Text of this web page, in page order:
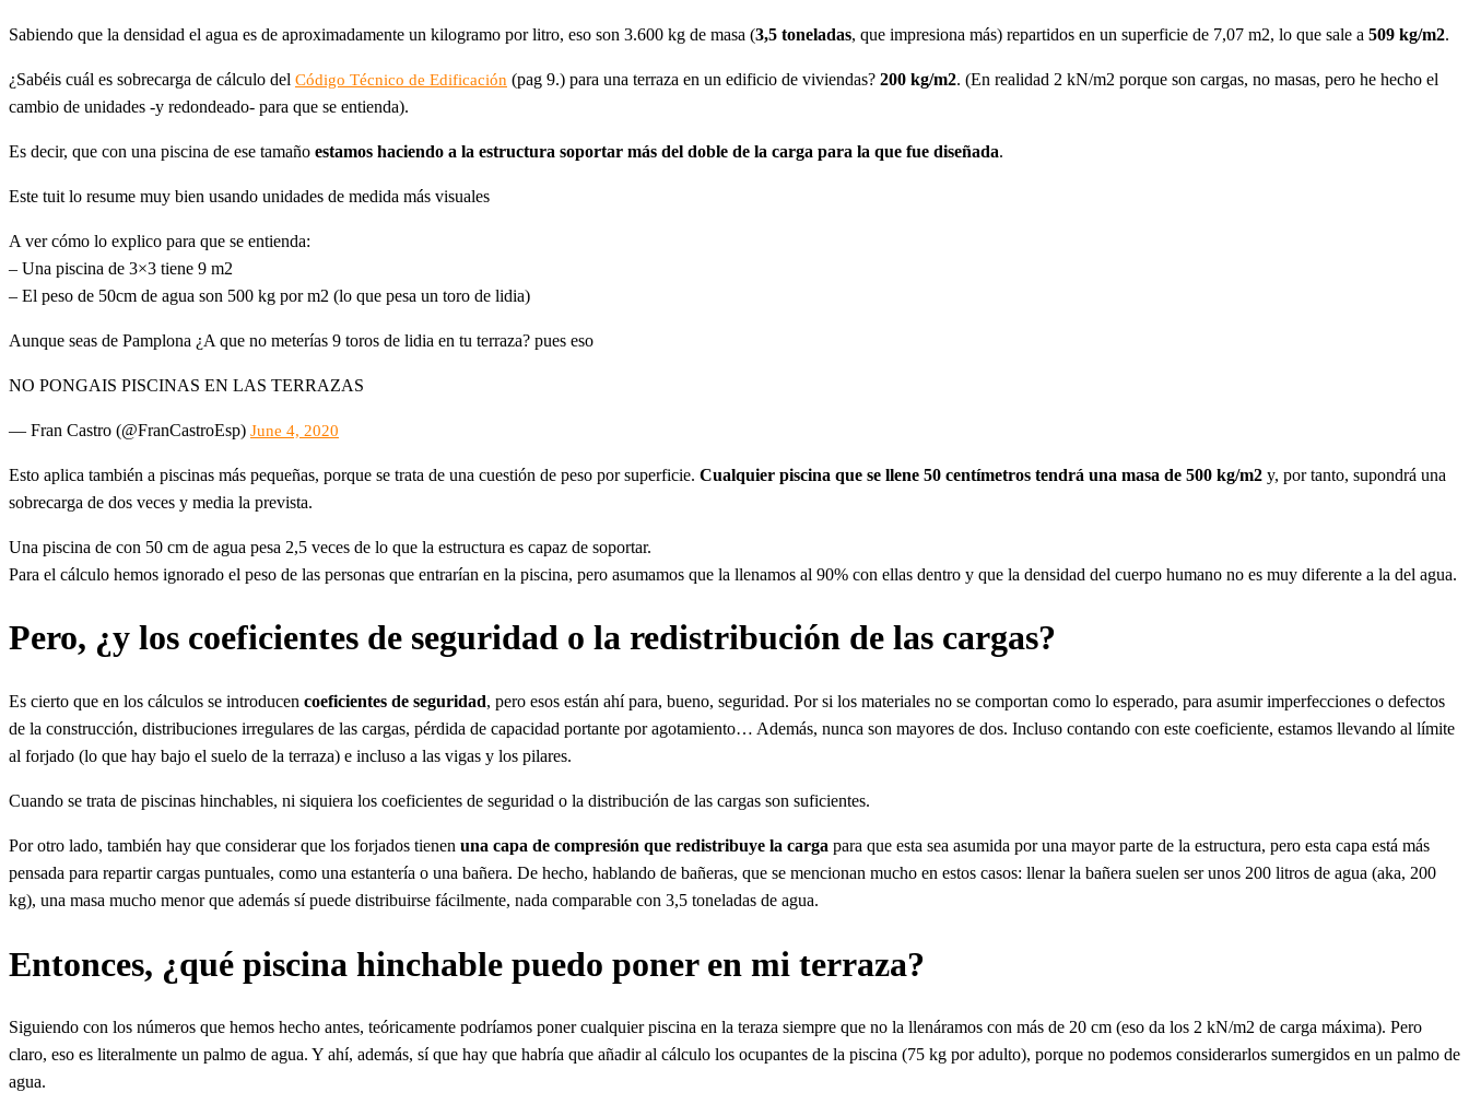
Sabiendo que la densidad el agua es de aproximadamente un kilogramo por litro, eso son 3.600 kg de masa (3,5 toneladas, que impresiona más) repartidos en un superficie de 7,07 m2, lo que sale a 509 kg/m2.
¿Sabéis cuál es sobrecarga de cálculo del Código Técnico de Edificación (pag 9.) para una terraza en un edificio de viviendas? 200 kg/m2. (En realidad 2 kN/m2 porque son cargas, no masas, pero he hecho el
cambio de unidades -y redondeado- para que se entienda).
Es decir, que con una piscina de ese tamaño estamos haciendo a la estructura soportar más del doble de la carga para la que fue diseñada.
Este tuit lo resume muy bien usando unidades de medida más visuales
A ver cómo lo explico para que se entienda:
– Una piscina de 3×3 tiene 9 m2
– El peso de 50cm de agua son 500 kg por m2 (lo que pesa un toro de lidia)
Aunque seas de Pamplona ¿A que no meterías 9 toros de lidia en tu terraza? pues eso
NO PONGAIS PISCINAS EN LAS TERRAZAS
— Fran Castro (@FranCastroEsp) June 4, 2020
Esto aplica también a piscinas más pequeñas, porque se trata de una cuestión de peso por superficie. Cualquier piscina que se llene 50 centímetros tendrá una masa de 500 kg/m2 y, por tanto, supondrá una
sobrecarga de dos veces y media la prevista.
Una piscina de con 50 cm de agua pesa 2,5 veces de lo que la estructura es capaz de soportar.
Para el cálculo hemos ignorado el peso de las personas que entrarían en la piscina, pero asumamos que la llenamos al 90% con ellas dentro y que la densidad del cuerpo humano no es muy diferente a la del agua.
Pero, ¿y los coeficientes de seguridad o la redistribución de las cargas?
Es cierto que en los cálculos se introducen coeficientes de seguridad, pero esos están ahí para, bueno, seguridad. Por si los materiales no se comportan como lo esperado, para asumir imperfecciones o defectos
de la construcción, distribuciones irregulares de las cargas, pérdida de capacidad portante por agotamiento… Además, nunca son mayores de dos. Incluso contando con este coeficiente, estamos llevando al límite
al forjado (lo que hay bajo el suelo de la terraza) e incluso a las vigas y los pilares.
Cuando se trata de piscinas hinchables, ni siquiera los coeficientes de seguridad o la distribución de las cargas son suficientes.
Por otro lado, también hay que considerar que los forjados tienen una capa de compresión que redistribuye la carga para que esta sea asumida por una mayor parte de la estructura, pero esta capa está más
pensada para repartir cargas puntuales, como una estantería o una bañera. De hecho, hablando de bañeras, que se mencionan mucho en estos casos: llenar la bañera suelen ser unos 200 litros de agua (aka, 200
kg), una masa mucho menor que además sí puede distribuirse fácilmente, nada comparable con 3,5 toneladas de agua.
Entonces, ¿qué piscina hinchable puedo poner en mi terraza?
Siguiendo con los números que hemos hecho antes, teóricamente podríamos poner cualquier piscina en la teraza siempre que no la llenáramos con más de 20 cm (eso da los 2 kN/m2 de carga máxima). Pero
claro, eso es literalmente un palmo de agua. Y ahí, además, sí que hay que habría que añadir al cálculo los ocupantes de la piscina (75 kg por adulto), porque no podemos considerarlos sumergidos en un palmo de
agua.